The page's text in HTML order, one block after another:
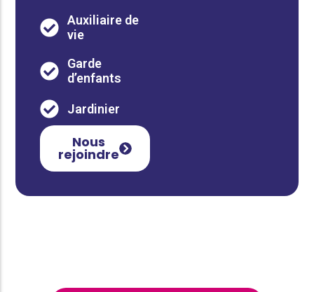
Auxiliaire de
vie
Garde
d’enfants
Jardinier
Nous
rejoindre